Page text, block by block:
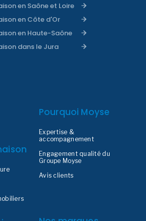
en Saône et Loire
en Côte d'Or
en Haute-Saône
dans le Jura
Pourquoi Moyse
Expertise &
accompagnement
Engagement qualité du
Groupe Moyse
Avis clients